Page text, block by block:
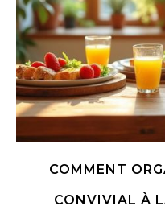
COMMENT
CONVIVIAL À